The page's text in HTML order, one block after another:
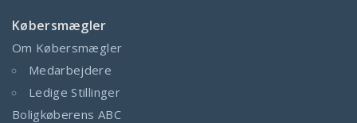
Købersmægler
Om Købersmægler
Medarbejdere
Ledige Stillinger
Boligkøberens ABC